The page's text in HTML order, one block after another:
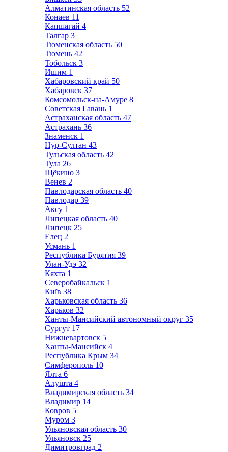
Алматинская область 52
Конаев 11
Капшагай 4
Талгар 3
Тюменская область 50
Тюмень 42
Тобольск 3
Ишим 1
Хабаровский край 50
Хабаровск 37
Комсомольск-на-Амуре 8
Советская Гавань 1
Астраханская область 47
Астрахань 36
Знаменск 1
Нур-Султан 43
Тульская область 42
Тула 26
Щёкино 3
Венев 2
Павлодарская область 40
Павлодар 39
Аксу 1
Липецкая область 40
Липецк 25
Елец 2
Усмань 1
Республика Бурятия 39
Улан-Удэ 32
Кяхта 1
Северобайкальск 1
Київ 38
Харьковская область 36
Харьков 32
Ханты-Мансийский автономный округ 35
Сургут 17
Нижневартовск 5
Ханты-Мансийск 4
Республика Крым 34
Симферополь 10
Ялта 6
Алушта 4
Владимирская область 34
Владимир 14
Ковров 5
Муром 3
Ульяновская область 30
Ульяновск 25
Димитровград 2